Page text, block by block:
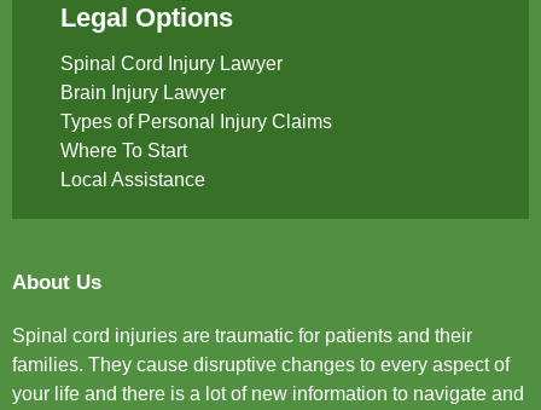
Legal Options
Spinal Cord Injury Lawyer
Brain Injury Lawyer
Types of Personal Injury Claims
Where To Start
Local Assistance
About Us
Spinal cord injuries are traumatic for patients and their
families. They cause disruptive changes to every aspect of
your life and there is a lot of new information to navigate and